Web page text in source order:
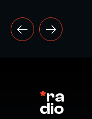
*ra
dio